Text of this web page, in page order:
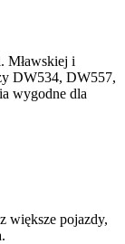
Mławskiej i
DW534, DW557,
wygodne dla
większe pojazdy,